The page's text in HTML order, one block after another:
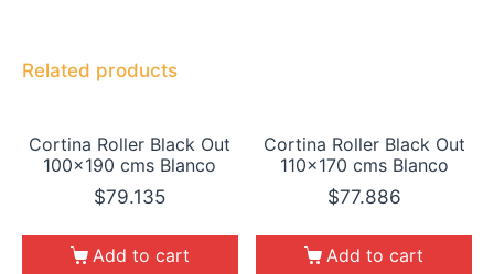
Related products
Cortina Roller Black Out
100×190 cms Blanco
$79.135
Add to cart
Cortina Roller Black Out
110×170 cms Blanco
$77.886
Add to cart